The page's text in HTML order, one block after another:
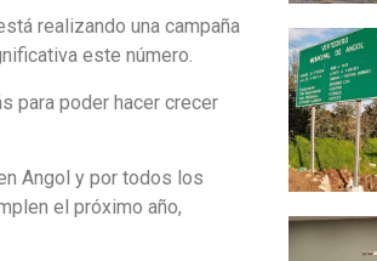
realizando una campaña
este número.
para poder hacer crecer
Angol y por todos los
el próximo año,